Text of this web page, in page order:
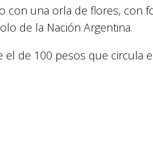
con una orla de flores, con
de la Nación Argentina.
de 100 pesos que circula